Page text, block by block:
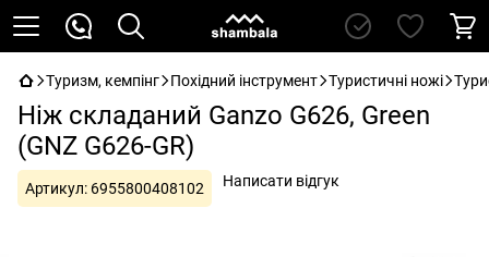
Туризм, кемпінг Похідний інструмент Туристичні ножі
Ніж складаний Ganzo G626, Green
(GNZ G626-GR)
Артикул: 6955800408102 Написати відгук